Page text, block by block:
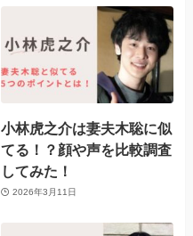
小林虎之介は妻夫木聡に似
てる！？顔や声を比較調査
してみた！
2026年3月11日